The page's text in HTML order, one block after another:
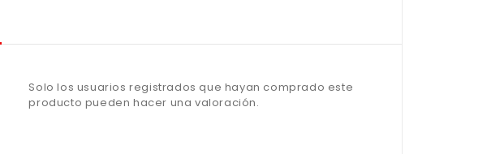
Solo los usuarios registrados que hayan comprado este
producto pueden hacer una valoración.